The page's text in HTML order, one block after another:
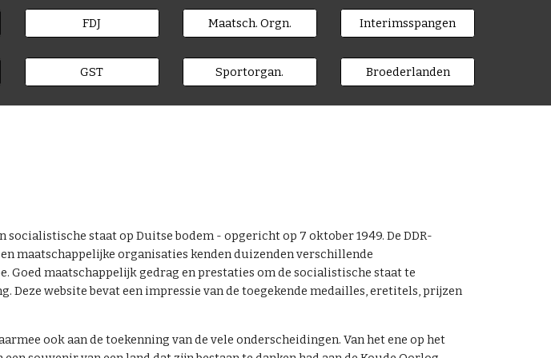
FDJ
GST
Maatsch. Orgn.
Sportorgan.
Interimsspangen
Broederlanden
socialistische staat op Duitse bodem - opgericht op 7 oktober 1949. De DDR-
maatschappelijke organisaties kenden duizenden verschillende
Goed maatschappelijk gedrag en prestaties om de socialistische staat te
Deze website bevat een impressie van de toegekende medailles, eretitels, prijzen
ook aan de toekenning van de vele onderscheidingen. Van het ene op het